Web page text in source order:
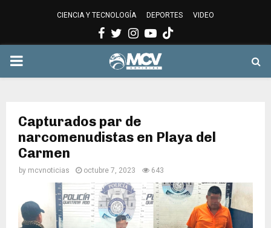
CIENCIA Y TECNOLOGÍA DEPORTES VIDEO
Facebook
Twitter
Instagram
Youtube
PRIMARY
Capturados par de
narcomenudistas en Playa del
Carmen
by mcvnoticias octubre 7, 2023 643